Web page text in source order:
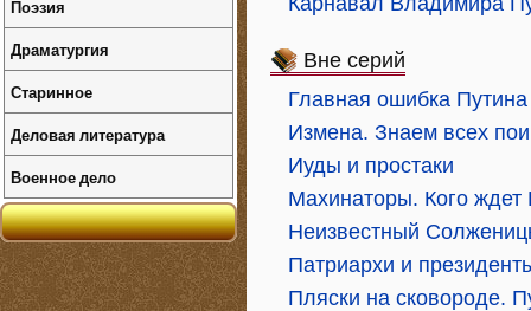
Вне серий
Главная ошибка Путина
Измена. Знаем всех
Иуды и простаки
Махинаторы. Кого
Неизвестный
Патриархи и
Пляски на сковороде.
Поэзия
Драматургия
Старинное
Деловая литература
Военное дело